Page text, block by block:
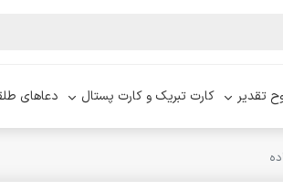
تقدیر کارت تبریک و کارت پستال دعاهای